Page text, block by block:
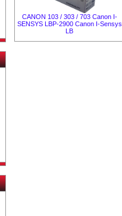
CANON 103 / 303 / 703 Canon I-
SENSYS LBP-2900 Canon I-Sensys
LB